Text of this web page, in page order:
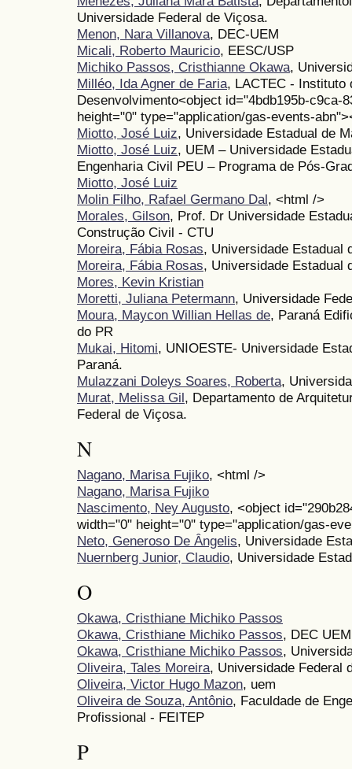
Universidade Federal de Viçosa.
Menon, Nara Villanova, DEC-UEM
Micali, Roberto Mauricio, EESC/USP
Michiko Passos, Cristhianne Okawa,
Milléo, Ida Agner de Faria, LACTEC - Instituto
Desenvolvimento<object id="4bdb195b-c9ca-
height="0" type="application/gas-events-
Miotto, José Luiz, Universidade Estadual de
Miotto, José Luiz, UEM – Universidade
Engenharia Civil PEU – Programa de Pós-
Miotto, José Luiz
Molin Filho, Rafael Germano Dal, <html />
Morales, Gilson, Prof. Dr Universidade
Construção Civil - CTU
Moreira, Fábia Rosas, Universidade Estadual
Moreira, Fábia Rosas, Universidade Estadual
Mores, Kevin Kristian
Moretti, Juliana Petermann, Universidade
Moura, Maycon Willian Hellas de, Paraná
do PR
Mukai, Hitomi, UNIOESTE- Universidade
Paraná.
Mulazzani Doleys Soares, Roberta,
Murat, Melissa Gil, Departamento de
Federal de Viçosa.
N
Nagano, Marisa Fujiko, <html />
Nagano, Marisa Fujiko
Nascimento, Ney Augusto, <object
width="0" height="0" type="application/gas-
Neto, Generoso De Ângelis, Universidade
Nuernberg Junior, Claudio, Universidade
O
Okawa, Cristhiane Michiko Passos
Okawa, Cristhiane Michiko Passos, DEC UEM
Okawa, Cristhiane Michiko Passos,
Oliveira, Tales Moreira, Universidade Federal
Oliveira, Victor Hugo Mazon, uem
Oliveira de Souza, Antônio, Faculdade de
Profissional - FEITEP
P